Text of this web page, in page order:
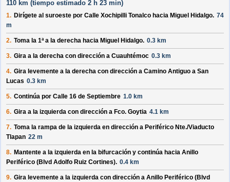
110 km (tiempo estimado 2 h 23 min)
1. Dirígete al suroeste por Calle Xochipilli Tonalco hacia Miguel Hidalgo. 74
m
2. Toma la 1ª a la derecha hacia Miguel Hidalgo. 0.3 km
3. Gira a la derecha con dirección a Cuauhtémoc 0.3 km
4. Gira levemente a la derecha con dirección a Camino Antiguo a San
Lucas 0.3 km
5. Continúa por Calle 16 de Septiembre 1.0 km
6. Gira a la izquierda con dirección a Fco. Goytia 4.1 km
7. Toma la rampa de la izquierda en dirección a Periférico Nte./Viaducto
Tlapan 22 m
8. Mantente a la izquierda en la bifurcación y continúa hacia Anillo
Periférico (Blvd Adolfo Ruiz Cortines). 0.4 km
9. Gira levemente a la izquierda con dirección a Anillo Periférico (Blvd